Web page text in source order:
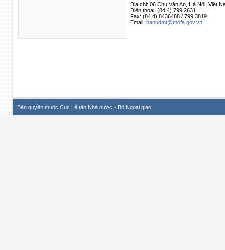
Địa chỉ: 06 Chu Văn An, Hà Nội, Việt
Điện thoại: (84.4) 799 2631
Fax: (84.4) 8436488 / 799 3819
Email: banudmt@mofa.gov.vn
Bản quyền thuộc Cục Lễ tân Nhà nước - Bộ Ngoại giao.